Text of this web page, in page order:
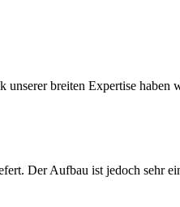
breiten Expertise haben
Der Aufbau ist jedoch sehr